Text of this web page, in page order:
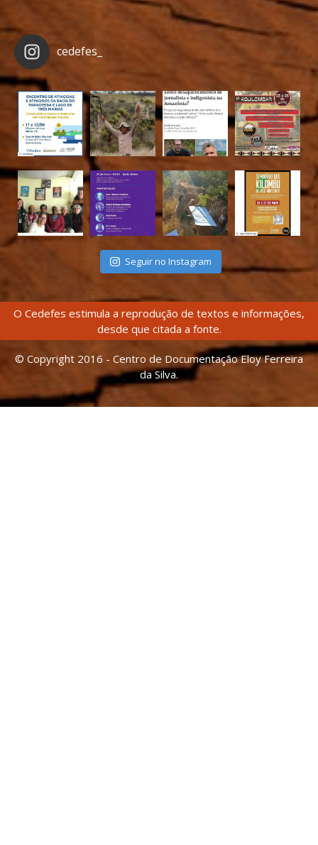
cedefes_
Seguir no Instagram
O Cedefes estimula a reprodução de textos e informações,
desde que citada a fonte.
© Copyright 2016 - Centro de Documentação Eloy Ferreira
da Silva.